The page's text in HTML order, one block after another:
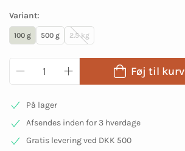
Variant:
100 g 500 g 2.5 kg
Føj til kurv
På lager
Afsendes inden for 3 hverdage
Gratis levering ved DKK 500